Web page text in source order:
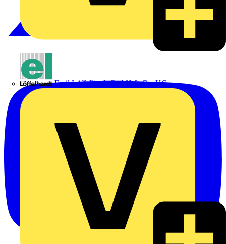
Emil Löffelhardt GmbH & Co. KG